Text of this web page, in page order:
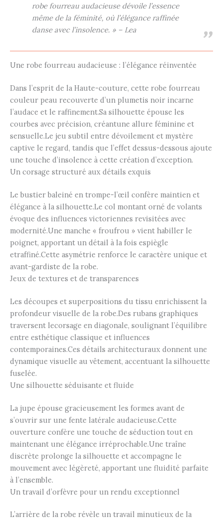
robe fourreau audacieuse dévoile l’essence
même de la féminité, où l’élégance raffinée
danse avec l’insolence. » – Lea
Une robe fourreau audacieuse : l’élégance réinventée
Dans l’esprit de la Haute-couture, cette robe fourreau
couleur peau recouverte d’un plumetis noir incarne
l’audace et le raffinement.Sa silhouette épouse les
courbes avec précision, créantune allure féminine et
sensuelle.Le jeu subtil entre dévoilement et mystère
captive le regard, tandis que l’effet dessus-dessous ajoute
une touche d’insolence à cette création d’exception.
Un corsage structuré aux détails exquis
Le bustier baleiné en trompe-l’œil confère maintien et
élégance à la silhouette.Le col montant orné de volants
évoque des influences victoriennes revisitées avec
modernité.Une manche « froufrou » vient habiller le
poignet, apportant un détail à la fois espiègle
etraffiné.Cette asymétrie renforce le caractère unique et
avant-gardiste de la robe.
Jeux de textures et de transparences
Les découpes et superpositions du tissu enrichissent la
profondeur visuelle de la robe.Des rubans graphiques
traversent lecorsage en diagonale, soulignant l’équilibre
entre esthétique classique et influences
contemporaines.Ces détails architecturaux donnent une
dynamique visuelle au vêtement, accentuant la silhouette
fuselée.
Une silhouette séduisante et fluide
La jupe épouse gracieusement les formes avant de
s’ouvrir sur une fente latérale audacieuse.Cette
ouverture confère une touche de séduction tout en
maintenant une élégance irréprochable.Une traîne
discrète prolonge la silhouette et accompagne le
mouvement avec légèreté, apportant une fluidité parfaite
à l’ensemble.
Un travail d’orfèvre pour un rendu exceptionnel
L’arrière de la robe révèle un travail minutieux de la